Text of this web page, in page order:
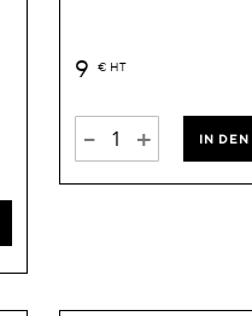
9 € HT
- + IN DEN